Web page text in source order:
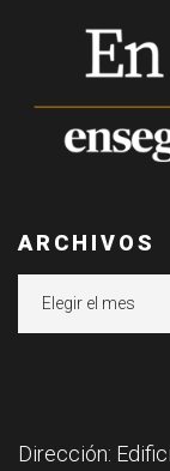
ARCHIVOS
Dirección: